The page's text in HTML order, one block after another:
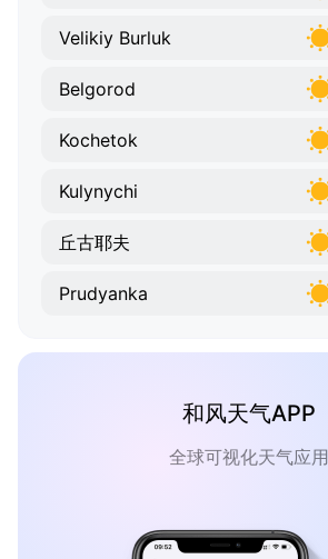
Velikiy Burluk
Belgorod
Kochetok
Kulynychi
丘古耶夫
Prudyanka
和风天气APP
全球可视化天气应用